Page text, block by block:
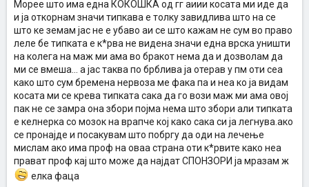
Морее што има една КОКОШКА од гг аиии косата ми иде да
и ја откорнам значи типкава е толку завидлива што на се
што ке земам јас не е убаво аи се што кажам не сум во право
леле бе типката е к*рва не видена значи една врска уништи
на колега на маж ми ама во бракот нема да и дозволам да
ми се вмеша... а јас таква по брблива ја отерав у пм оти сеа
како што сум бремена нервоза ме фака па и неа ко ја видам
косата ми се крева типката сака да го вози маж ми ама овој
пак не се замра она збори појма нема што збори али типката
е келнерка со мозок на врапче кој како сака си ја легнува.ако
се пронајде и посакувам што побргу да оди на лечење
мислам ако има проф на оваа страна оти к*рвите како неа
прават проф кај што може да најдат СПОНЗОРИ ја мразам ж
елка фаца